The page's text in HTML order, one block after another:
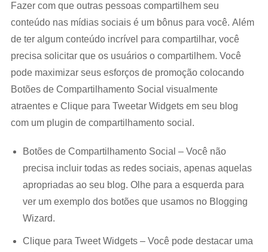
Fazer com que outras pessoas compartilhem seu
conteúdo nas mídias sociais é um bônus para você. Além
de ter algum conteúdo incrível para compartilhar, você
precisa solicitar que os usuários o compartilhem. Você
pode maximizar seus esforços de promoção colocando
Botões de Compartilhamento Social visualmente
atraentes e Clique para Tweetar Widgets em seu blog
com um plugin de compartilhamento social.
Botões de Compartilhamento Social – Você não
precisa incluir todas as redes sociais, apenas aquelas
apropriadas ao seu blog. Olhe para a esquerda para
ver um exemplo dos botões que usamos no Blogging
Wizard.
Clique para Tweet Widgets – Você pode destacar uma